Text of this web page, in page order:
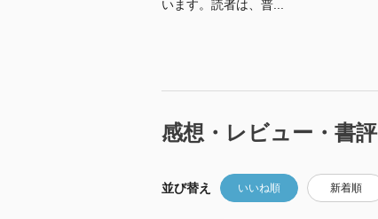
います。読者は、普...
感想・レビュー・書評
並び替え いいね順 新着順